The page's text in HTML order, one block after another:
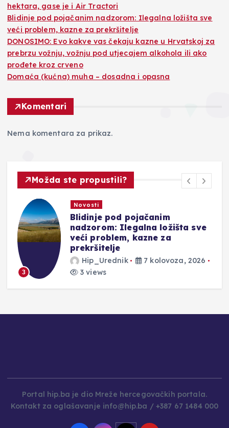
hektara, gase je i Air Tractori
Blidinje pod pojačanim nadzorom: Ilegalna ložišta sve
veći problem, kazne za prekršitelje
DONOSIMO: Evo kakve vas čekaju kazne u Hrvatskoj za
prebrzu vožnju, vožnju pod utjecajem alkohola ili ako
prođete kroz crveno
Domaća (kućna) muha – dosadna i opasna
Komentari
Nema komentara za prikaz.
Možda ste propustili?
Novosti
DONOSIMO: Evo kakve vas
čekaju kazne u Hrvatskoj za
prebrzu vožnju, vožnju pod
utjecajem alkohola ili ako
prođete kroz crveno
Hip_Urednik
Portal hip.ba je dio Mreže hercegovačkih portala.